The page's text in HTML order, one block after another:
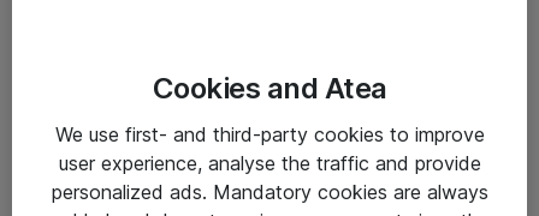
Cookies and Atea
We use first- and third-party cookies to improve
user experience, analyse the traffic and provide
personalized ads. Mandatory cookies are always